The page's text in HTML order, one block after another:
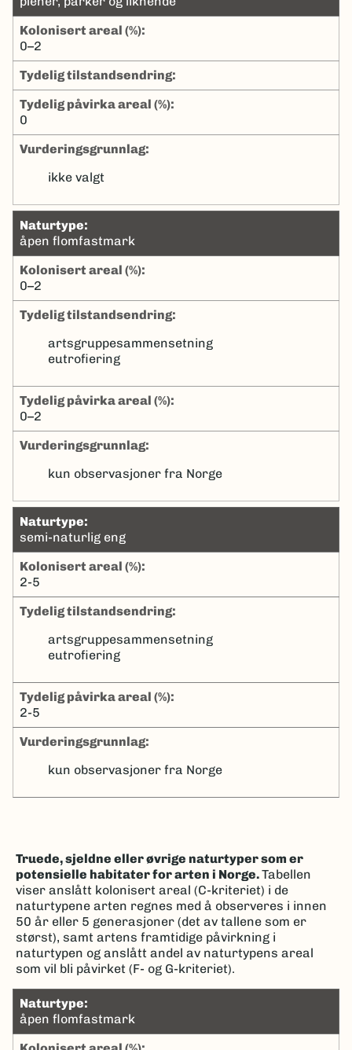
kolonisert areal (%):
0–2
tydelig tilstandsendring:
tydelig påvirka areal (%):
0
Vurderingsgrunnlag:
ikke valgt
naturtype:
åpen flomfastmark
kolonisert areal (%):
0–2
tydelig tilstandsendring:
artsgruppesammensetning
eutrofiering
tydelig påvirka areal (%):
0–2
Vurderingsgrunnlag:
kun observasjoner fra Norge
naturtype:
semi-naturlig eng
kolonisert areal (%):
2-5
tydelig tilstandsendring:
artsgruppesammensetning
eutrofiering
tydelig påvirka areal (%):
2-5
Vurderingsgrunnlag:
kun observasjoner fra Norge
Truede, sjeldne eller øvrige naturtyper som er
potensielle habitater for arten i Norge.Tabellen
viser anslått kolonisert areal (C-kriteriet) i de
naturtypene arten regnes med å observeres i innen
50 år eller 5 generasjoner (det av tallene som er
størst), samt artens framtidige påvirkning i
naturtypen og anslått andel av naturtypens areal
som vil bli påvirket (F- og G-kriteriet).
naturtype:
åpen flomfastmark